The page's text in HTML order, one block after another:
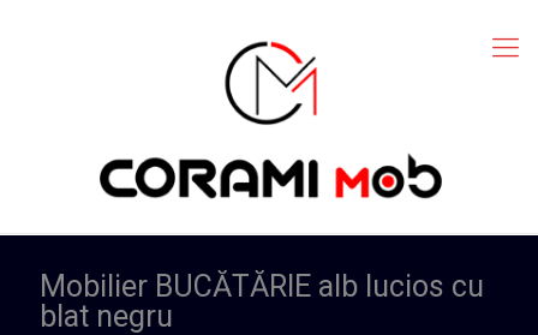
Mobilier BUCĂTĂRIE alb lucios cu
blat negru